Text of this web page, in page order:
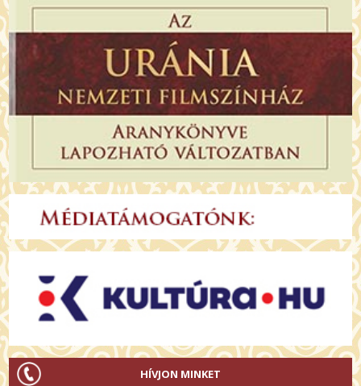
HÍVJON MINKET